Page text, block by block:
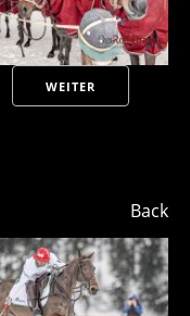
WEITER
Back